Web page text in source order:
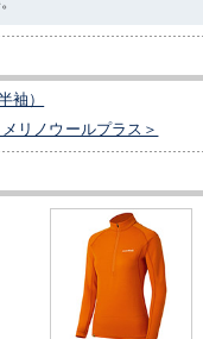
袖）
リノウールプラス＞